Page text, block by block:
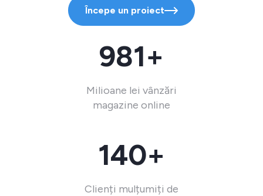
Începe un proiect
981+
Milioane lei vânzări
magazine online
140+
Clienți mulțumiți de